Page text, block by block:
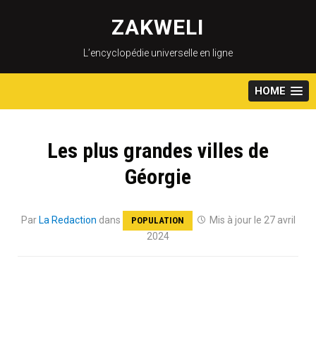
content
ZAKWELI
L’encyclopédie universelle en ligne
HOME
Les plus grandes villes de
Géorgie
Par La Redaction dans POPULATION
Mis à jour le 27 avril
2024